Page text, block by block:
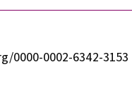
0000-0002-6342-3153